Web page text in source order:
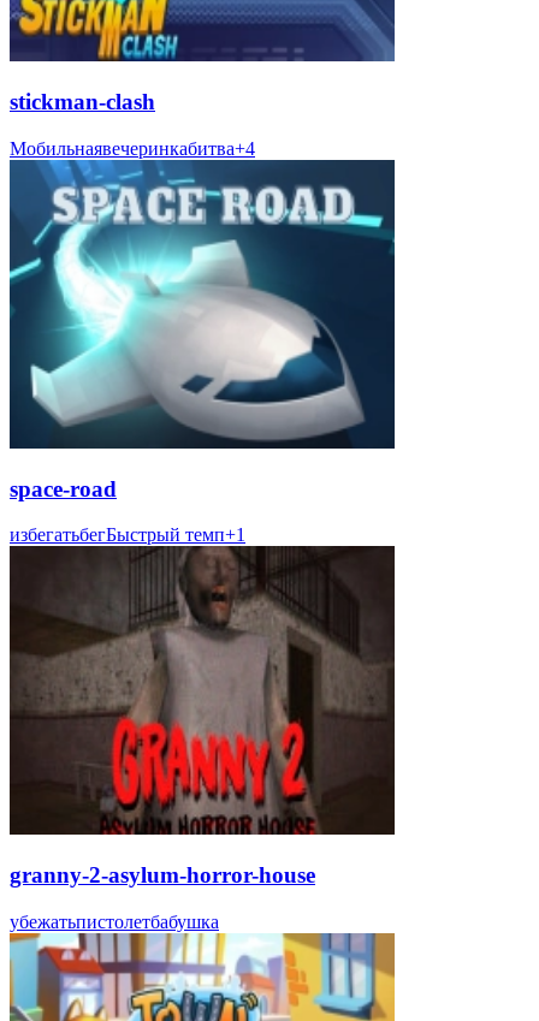
stickman-clash
Мобильнаявечеринкабитва+4
space-road
избегатьбегБыстрый темп+1
granny-2-asylum-horror-house
убежатьпистолетбабушка